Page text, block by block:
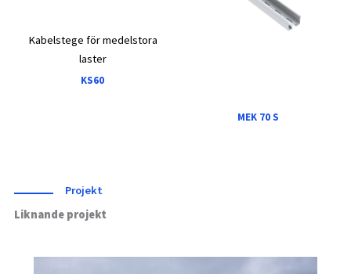
Kabelstege för medelstora
laster
KS60
MEK 70 S
Projekt
Liknande projekt